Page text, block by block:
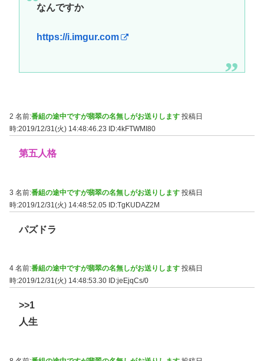
なんですか
https://i.imgur.com
2 名前:番組の途中ですが翡翠の名無しがお送りします 投稿日
時:2019/12/31(火) 14:48:46.23
ID:4kFTWMI80
第五人格
3 名前:番組の途中ですが翡翠の名無しがお送りします 投稿日
時:2019/12/31(火) 14:48:52.05 ID:TgKUDAZ2M
パズドラ
4 名前:番組の途中ですが翡翠の名無しがお送りします 投稿日
時:2019/12/31(火) 14:48:53.30 ID:jeEjqCs/0
>>1
人生